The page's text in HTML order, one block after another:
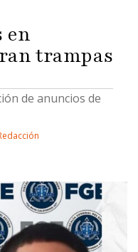
en
trampas
de anuncios de